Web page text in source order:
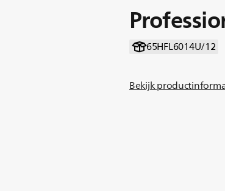
65HFL6014U/12
Bekijk